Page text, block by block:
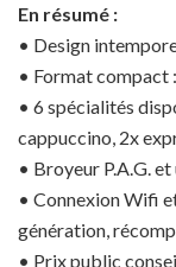
En résumé :
• Design
• Format compact
• 6 spécialités
cappuccino, 2x
• Broyeur P.A.G.
• Connexion Wifi
génération,
• Prix public